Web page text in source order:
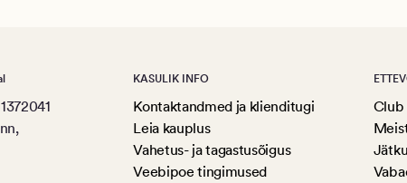
KASULIK INFO
Kontaktandmed ja klienditugi
Leia kauplus
Vahetus- ja tagastusõigus
Veebipoe tingimused
Club